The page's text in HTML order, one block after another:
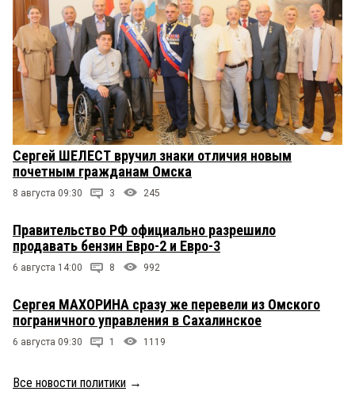
Сергей ШЕЛЕСТ вручил знаки отличия новым
почетным гражданам Омска
8 августа 09:30 3 245
Правительство РФ официально разрешило
продавать бензин Евро-2 и Евро-3
6 августа 14:00 8 992
Сергея МАХОРИНА сразу же перевели из Омского
пограничного управления в Сахалинское
6 августа 09:30 1 1119
Все новости политики →